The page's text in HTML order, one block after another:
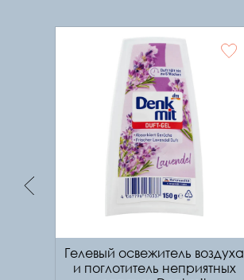
Гелевый освежитель воздуха
и поглотитель неприятных